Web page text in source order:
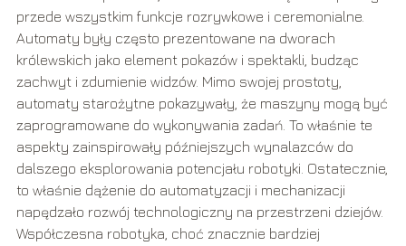
przede wszystkim funkcje rozrywkowe i ceremonialne.
Automaty były często prezentowane na dworach
królewskich jako element pokazów i spektakli, budząc
zachwyt i zdumienie widzów. Mimo swojej prostoty,
automaty starożytne pokazywały, że maszyny mogą być
zaprogramowane do wykonywania zadań. To właśnie te
aspekty zainspirowały późniejszych wynalazców do
dalszego eksplorowania potencjału robotyki. Ostatecznie,
to właśnie dążenie do automatyzacji i mechanizacji
napędzało rozwój technologiczny na przestrzeni dziejów.
Współczesna robotyka, choć znacznie bardziej